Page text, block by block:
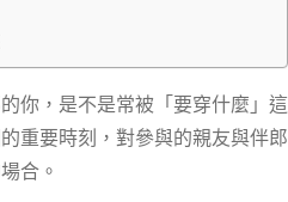
你，是不是常被「要穿什麼」這
重要時刻，對參與的親友與伴郎
合。